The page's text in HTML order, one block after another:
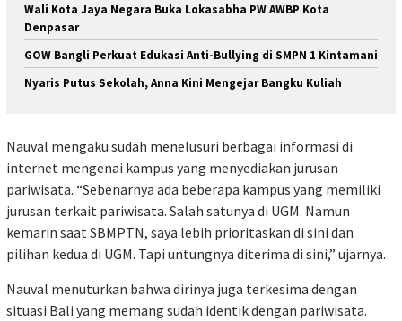
Wali Kota Jaya Negara Buka Lokasabha PW AWBP Kota
Denpasar
GOW Bangli Perkuat Edukasi Anti-Bullying di SMPN 1 Kintamani
Nyaris Putus Sekolah, Anna Kini Mengejar Bangku Kuliah
Nauval mengaku sudah menelusuri berbagai informasi di
internet mengenai kampus yang menyediakan jurusan
pariwisata. “Sebenarnya ada beberapa kampus yang memiliki
jurusan terkait pariwisata. Salah satunya di UGM. Namun
kemarin saat SBMPTN, saya lebih prioritaskan di sini dan
pilihan kedua di UGM. Tapi untungnya diterima di sini,” ujarnya.
Nauval menuturkan bahwa dirinya juga terkesima dengan
situasi Bali yang memang sudah identik dengan pariwisata.